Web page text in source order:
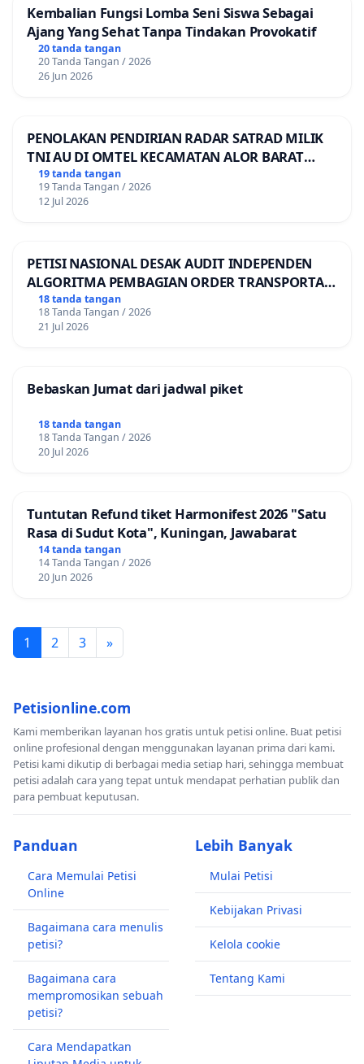
Kembalian Fungsi Lomba Seni Siswa Sebagai
Ajang Yang Sehat Tanpa Tindakan Provokatif
20 tanda tangan
20 Tanda Tangan / 2026
26 Jun 2026
PENOLAKAN PENDIRIAN RADAR SATRAD MILIK
TNI AU DI OMTEL KECAMATAN ALOR BARAT
LAUT, KABUPATEN ALOR
19 tanda tangan
19 Tanda Tangan / 2026
12 Jul 2026
PETISI NASIONAL DESAK AUDIT INDEPENDEN
ALGORITMA PEMBAGIAN ORDER TRANSPORTASI
ONLINE
18 tanda tangan
18 Tanda Tangan / 2026
21 Jul 2026
Bebaskan Jumat dari jadwal piket
18 tanda tangan
18 Tanda Tangan / 2026
20 Jul 2026
Tuntutan Refund tiket Harmonifest 2026 "Satu
Rasa di Sudut Kota", Kuningan, Jawabarat
14 tanda tangan
14 Tanda Tangan / 2026
20 Jun 2026
1 2 3 »
Petisionline.com
Kami memberikan layanan hos gratis untuk petisi online. Buat petisi
online profesional dengan menggunakan layanan prima dari kami.
Petisi kami dikutip di berbagai media setiap hari, sehingga membuat
petisi adalah cara yang tepat untuk mendapat perhatian publik dan
para pembuat keputusan.
Panduan
Cara Memulai Petisi
Online
Bagaimana cara menulis
petisi?
Bagaimana cara
mempromosikan sebuah
petisi?
Cara Mendapatkan
Lebih Banyak
Mulai Petisi
Kebijakan Privasi
Kelola cookie
Tentang Kami